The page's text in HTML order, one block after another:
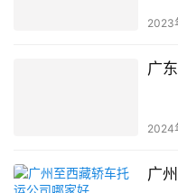
2023
广
2024
广